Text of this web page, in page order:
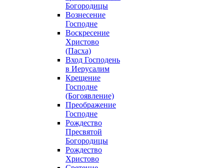
Богородицы
Вознесение
Господне
Воскресение
Христово
(Пасха)
Вход Господень
в Иерусалим
Крещение
Господне
(Богоявление)
Преображение
Господне
Рождество
Пресвятой
Богородицы
Рождество
Христово